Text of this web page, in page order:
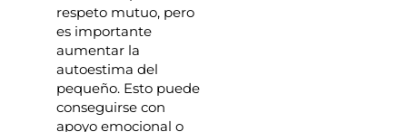
respeto mutuo, pero
es importante
aumentar la
autoestima del
pequeño. Esto puede
conseguirse con
apoyo emocional o